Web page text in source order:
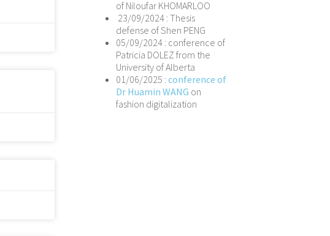
of Niloufar KHOMARLOO
23/09/2024 : Thesis
defense of Shen PENG
05/09/2024 : conference of
Patricia DOLEZ from the
University of Alberta
01/06/2025 : conference of
Dr Huamin WANG on
fashion digitalization